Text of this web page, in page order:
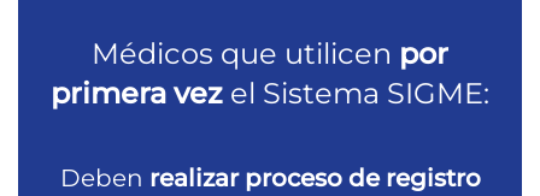
Médicos que utilicen por
primera vez el Sistema SIGME:
Deben realizar proceso de registro